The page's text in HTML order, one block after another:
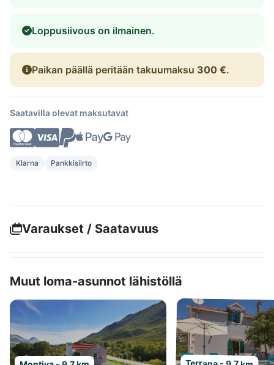
Loppusiivous on ilmainen.
Paikan päällä peritään takuumaksu 300 €.
Saatavilla olevat maksutavat
Klarna Pankkisiirto
Varaukset / Saatavuus
Muut loma-asunnot lähistöllä